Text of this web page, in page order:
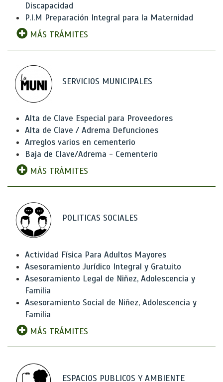
Discapacidad
P.I.M Preparación Integral para la Maternidad
MÁS TRÁMITES
SERVICIOS MUNICIPALES
Alta de Clave Especial para Proveedores
Alta de Clave / Adrema Defunciones
Arreglos varios en cementerio
Baja de Clave/Adrema - Cementerio
MÁS TRÁMITES
POLITICAS SOCIALES
Actividad Física Para Adultos Mayores
Asesoramiento Jurídico Integral y Gratuito
Asesoramiento Legal de Niñez, Adolescencia y
Familia
Asesoramiento Social de Niñez, Adolescencia y
Familia
MÁS TRÁMITES
ESPACIOS PUBLICOS Y AMBIENTE